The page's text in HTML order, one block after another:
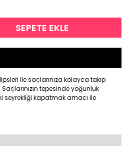
SEPETE EKLE
ile saçlarınıza kolayca takıp
tepesinde yoğunluk
seyrekliği kapatmak amacı ile